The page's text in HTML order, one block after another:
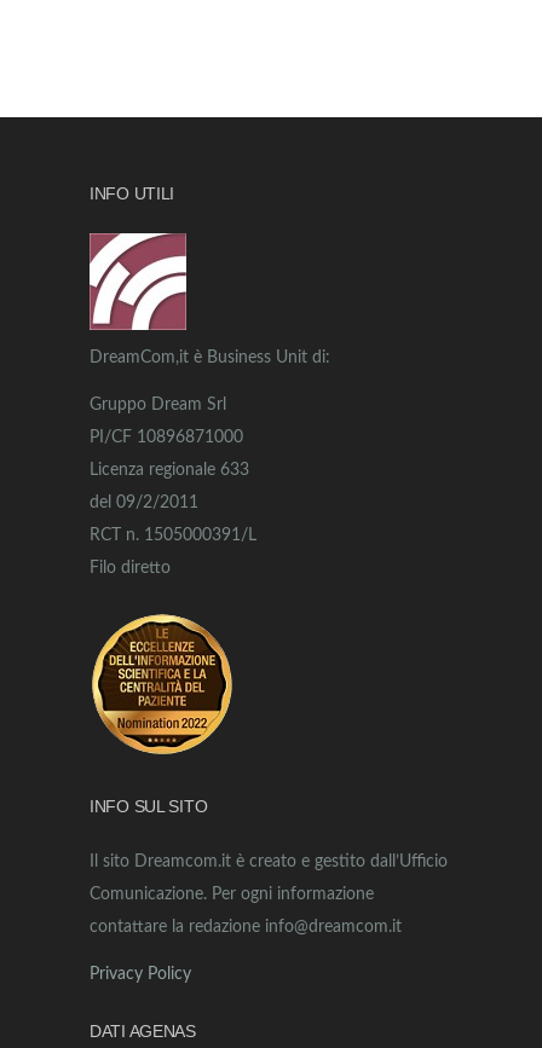
INFO UTILI
DreamCom,it è Business Unit di:
Gruppo Dream Srl
PI/CF 10896871000
Licenza regionale 633
del 09/2/2011
RCT n. 1505000391/L
Filo diretto
INFO SUL SITO
Il sito Dreamcom.it è creato e gestito dall’Ufficio
Comunicazione. Per ogni informazione
contattare la redazione info@dreamcom.it
Privacy Policy
DATI AGENAS